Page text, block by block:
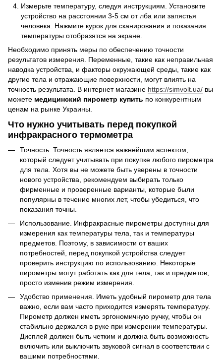
Измерьте температуру, следуя инструкциям. Установите
устройство на расстоянии 3-5 см от лба или запястья
человека. Нажмите курок для сканирования и показания
температуры отобразятся на экране.
Необходимо принять меры по обеспечению точности
результатов измерения. Переменные, такие как неправильная
наводка устройства, и факторы окружающей среды, такие как
другие тела и отражающие поверхности, могут влиять на
точность результата. В интернет магазине https://simvolt.ua/ вы
можете медицинский пирометр купить по конкурентным
ценам на рынке Украины.
Что нужно учитывать перед покупкой
инфракрасного термометра
Точность. Точность является важнейшим аспектом,
который следует учитывать при покупке любого пирометра
для тела. Хотя вы не можете быть уверены в точности
нового устройства, рекомендуем выбирать только
фирменные и проверенные варианты, которые были
популярны в течение многих лет, чтобы убедиться, что
показания точны.
Использование. Инфракрасные пирометры доступны для
измерения как температуры тела, так и температуры
предметов. Поэтому, в зависимости от ваших
потребностей, перед покупкой устройства следует
проверить инструкцию по использованию. Некоторые
пирометры могут работать как для тела, так и предметов,
просто изменив режим измерения.
Удобство применения. Иметь удобный пирометр для тела
важно, если вам часто приходится измерять температуру.
Пирометр должен иметь эргономичную ручку, чтобы он
стабильно держался в руке при измерении температуры.
Дисплей должен быть четким и должна быть возможность
включить или выключить звуковой сигнал в соответствии с
вашими потребностями.